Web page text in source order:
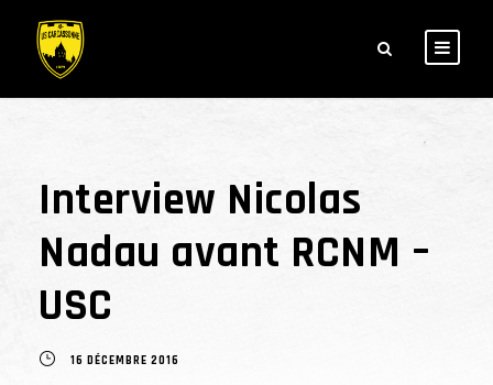
Interview Nicolas
Nadau avant RCNM –
USC
16 DÉCEMBRE 2016